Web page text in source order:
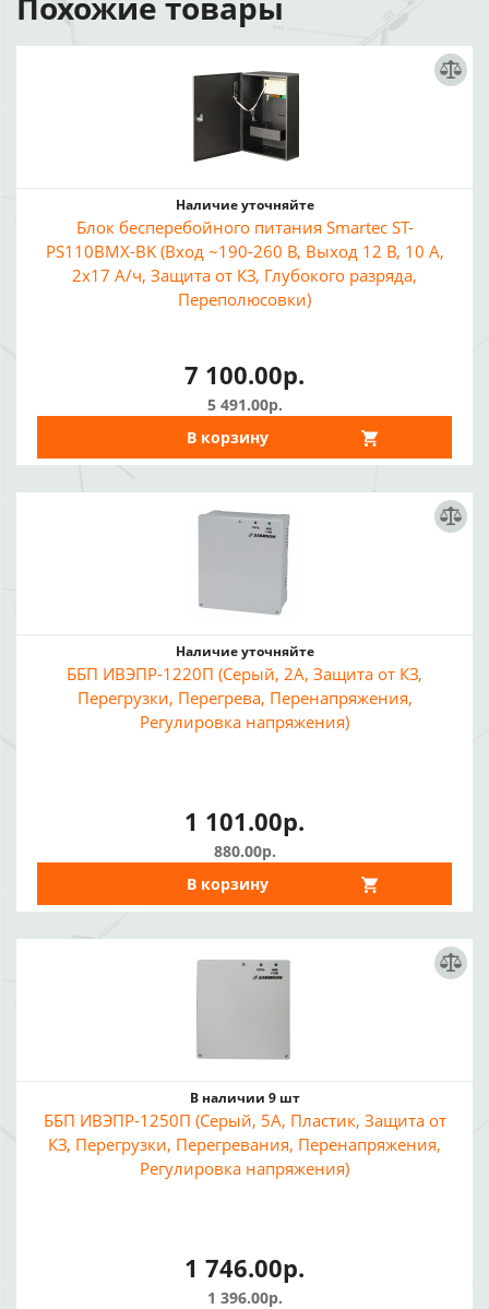
Наличие уточняйте
Блок бесперебойного питания Smartec ST-
PS110BMX-BK (Вход ~190-260 В, Выход 12 В, 10 А,
2x17 А/ч, Защита от КЗ, Глубокого разряда,
Переполюсовки)
7 100.00р.
5 491.00р.
В корзину
Наличие уточняйте
ББП ИВЭПР-1220П (Серый, 2А, Защита от КЗ,
Перегрузки, Перегрева, Перенапряжения,
Регулировка напряжения)
1 101.00р.
880.00р.
В корзину
В наличии 9 шт
ББП ИВЭПР-1250П (Серый, 5А, Пластик, Защита от
КЗ, Перегрузки, Перегревания, Перенапряжения,
Регулировка напряжения)
1 746.00р.
1 396.00р.